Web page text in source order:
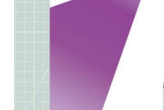
בהירה
תחתון לקישורים